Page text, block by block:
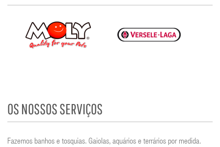
OS NOSSOS SERVIÇOS
Fazemos banhos e tosquias. Gaiolas, aquários e terrários por medida.